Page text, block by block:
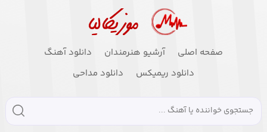
صفحه اصلی آرشیو هنرمندان
دانلود آهنگ
دانلود ریمیکس
دانلود مداحی